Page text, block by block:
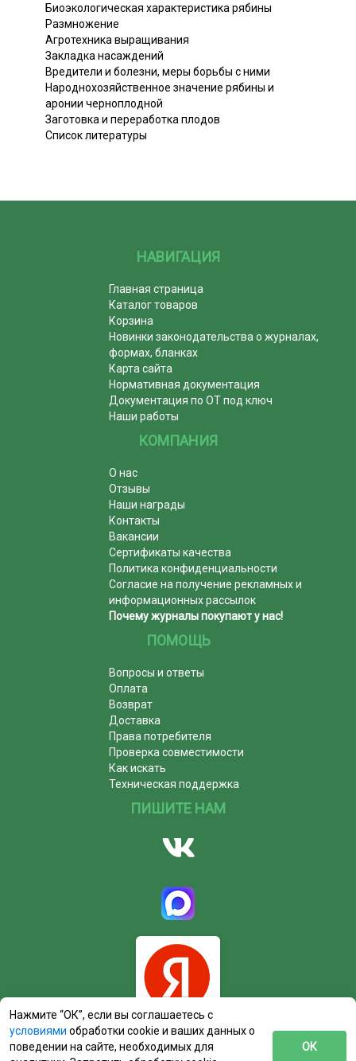
Биоэкологическая характеристика рябины
Размножение
Агротехника выращивания
Закладка насаждений
Вредители и болезни, меры борьбы с ними
Народнохозяйственное значение рябины и
аронии черноплодной
Заготовка и переработка плодов
Список литературы
НАВИГАЦИЯ
Главная страница
Каталог товаров
Корзина
Новинки законодательства о журналах,
формах, бланках
Карта сайта
Нормативная документация
Документация по ОТ под ключ
Наши работы
КОМПАНИЯ
О нас
Отзывы
Наши награды
Контакты
Вакансии
Сертификаты качества
Политика конфиденциальности
Согласие на получение рекламных и
информационных рассылок
Почему журналы покупают у нас!
ПОМОЩЬ
Вопросы и ответы
Оплата
Возврат
Доставка
Права потребителя
Проверка совместимости
Как искать
Техническая поддержка
ПИШИТЕ НАМ
Нажмите “ОК”, если вы соглашаетесь с
условиями обработки cookie и ваших данных о
поведении на сайте, необходимых для
ОК